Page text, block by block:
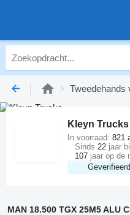
Tweedehands
Kleyn Trucks
In voorraad: 821
Sinds 22 jaar
107 jaar op de
MAN 18.500 TGX 25M5 ALU